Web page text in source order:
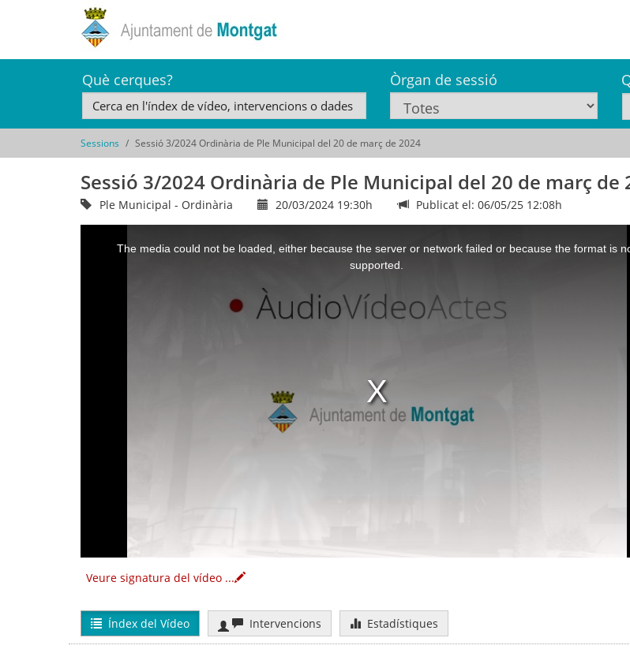
Què cerques? Òrgan de sessió
Sessions Sessió 3/2024 Ordinària de Ple Municipal del 20 de març de 2024
Sessió 3/2024 Ordinària de Ple Municipal del 20 de març de
Ple Municipal - Ordinària 20/03/2024 19:30h Publicat el: 06/05/25 12:08h
The media could not be loaded, either because the server or network failed or because the format is
supported.
Veure signatura del vídeo ...
Índex del Vídeo Intervencions Estadístiques